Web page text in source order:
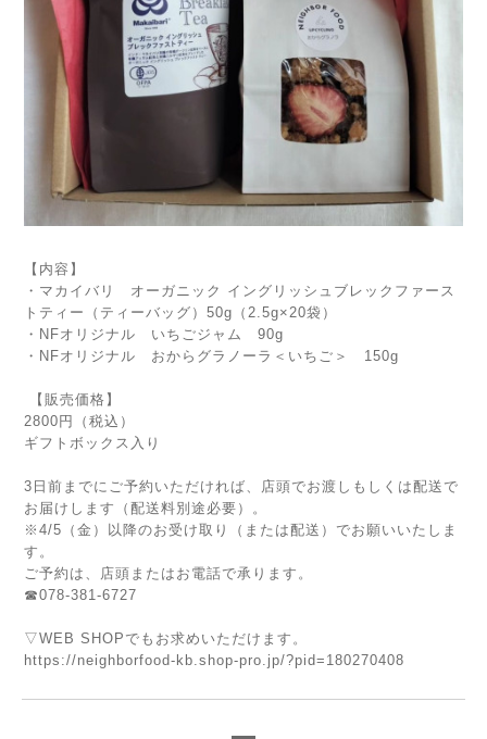
【内容】
・マカイバリ オーガニック イングリッシュブレックファース
トティー（ティーバッグ）50g（2.5g×20袋）
・NFオリジナル いちごジャム 90g
・NFオリジナル おからグラノーラ＜いちご＞ 150g
【販売価格】
2800円（税込）
ギフトボックス入り
3日前までにご予約いただければ、店頭でお渡しもしくは配送で
お届けします（配送料別途必要）。
※4/5（金）以降のお受け取り（または配送）でお願いいたしま
す。
ご予約は、店頭またはお電話で承ります。
☎078-381-6727
▽WEB SHOPでもお求めいただけます。
https://neighborfood-kb.shop-pro.jp/?pid=180270408